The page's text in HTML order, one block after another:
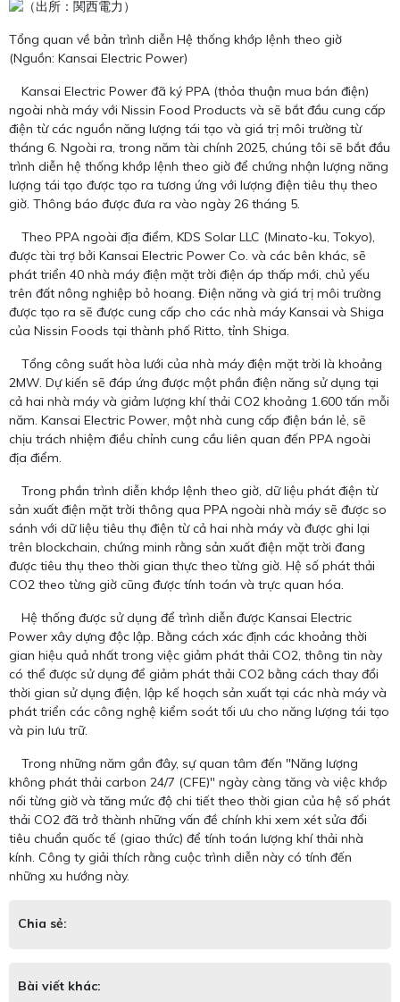
Tổng quan về bản trình diễn Hệ thống khớp lệnh theo giờ
(Nguồn: Kansai Electric Power)
Kansai Electric Power đã ký PPA (thỏa thuận mua bán điện)
ngoài nhà máy với Nissin Food Products và sẽ bắt đầu cung cấp
điện từ các nguồn năng lượng tái tạo và giá trị môi trường từ
tháng 6. Ngoài ra, trong năm tài chính 2025, chúng tôi sẽ bắt đầu
trình diễn hệ thống khớp lệnh theo giờ để chứng nhận lượng năng
lượng tái tạo được tạo ra tương ứng với lượng điện tiêu thụ theo
giờ. Thông báo được đưa ra vào ngày 26 tháng 5.
Theo PPA ngoài địa điểm, KDS Solar LLC (Minato-ku, Tokyo),
được tài trợ bởi Kansai Electric Power Co. và các bên khác, sẽ
phát triển 40 nhà máy điện mặt trời điện áp thấp mới, chủ yếu
trên đất nông nghiệp bỏ hoang. Điện năng và giá trị môi trường
được tạo ra sẽ được cung cấp cho các nhà máy Kansai và Shiga
của Nissin Foods tại thành phố Ritto, tỉnh Shiga.
Tổng công suất hòa lưới của nhà máy điện mặt trời là khoảng
2MW. Dự kiến ​​sẽ đáp ứng được một phần điện năng sử dụng tại
cả hai nhà máy và giảm lượng khí thải CO2 khoảng 1.600 tấn mỗi
năm. Kansai Electric Power, một nhà cung cấp điện bán lẻ, sẽ
chịu trách nhiệm điều chỉnh cung cầu liên quan đến PPA ngoài
địa điểm.
Trong phần trình diễn khớp lệnh theo giờ, dữ liệu phát điện từ
sản xuất điện mặt trời thông qua PPA ngoài nhà máy sẽ được so
sánh với dữ liệu tiêu thụ điện từ cả hai nhà máy và được ghi lại
trên blockchain, chứng minh rằng sản xuất điện mặt trời đang
được tiêu thụ theo thời gian thực theo từng giờ. Hệ số phát thải
CO2 theo từng giờ cũng được tính toán và trực quan hóa.
Hệ thống được sử dụng để trình diễn được Kansai Electric
Power xây dựng độc lập. Bằng cách xác định các khoảng thời
gian hiệu quả nhất trong việc giảm phát thải CO2, thông tin này
có thể được sử dụng để giảm phát thải CO2 bằng cách thay đổi
thời gian sử dụng điện, lập kế hoạch sản xuất tại các nhà máy và
phát triển các công nghệ kiểm soát tối ưu cho năng lượng tái tạo
và pin lưu trữ.
Trong những năm gần đây, sự quan tâm đến "Năng lượng
không phát thải carbon 24/7 (CFE)" ngày càng tăng và việc khớp
nối từng giờ và tăng mức độ chi tiết theo thời gian của hệ số phát
thải CO2 đã trở thành những vấn đề chính khi xem xét sửa đổi
tiêu chuẩn quốc tế (giao thức) để tính toán lượng khí thải nhà
kính. Công ty giải thích rằng cuộc trình diễn này có tính đến
những xu hướng này.
Chia sẻ:
Bài viết khác: